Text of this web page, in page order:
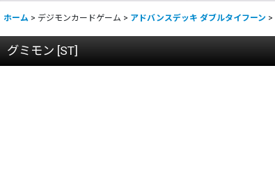
ホーム > デジモンカードゲーム > アドバンスデッキ ダブルタイフーン >
グミモン [ST]